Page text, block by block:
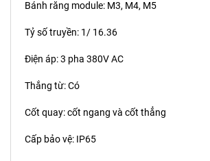
Bánh răng module: M3, M4, M5
Tỷ số truyền: 1/ 16.36
Điện áp: 3 pha 380V AC
Thắng từ: Có
Cốt quay: cốt ngang và cốt thẳng
Cấp bảo vệ: IP65